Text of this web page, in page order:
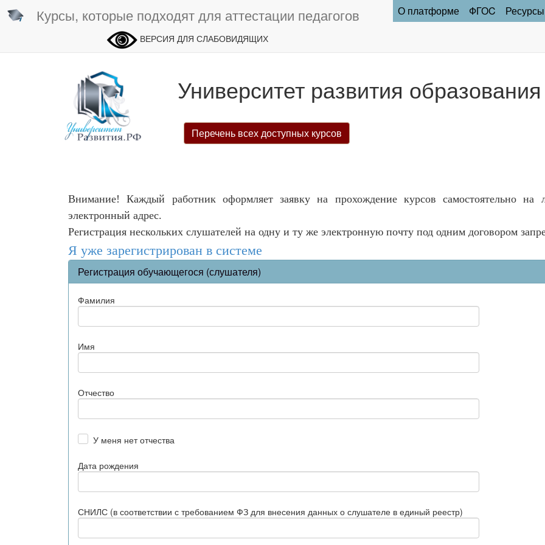
Курсы, которые подходят для аттестации педагогов
ВЕРСИЯ ДЛЯ СЛАБОВИДЯЩИХ
О платформе ФГОC Ресурсы
Университет развития
Перечень всех доступных курсов
Внимание! Каждый работник оформляет заявку на прохождение курсов самостоятельно на
электронный адрес.
Регистрация нескольких слушателей на одну и ту же электронную почту под одним договором
Я уже зарегистрирован в системе
Регистрация обучающегося (слушателя)
Фамилия
Имя
Отчество
У меня нет отчества
Дата рождения
СНИЛС (в соответствии с требованием ФЗ для внесения данных о слушателе в единый реестр)